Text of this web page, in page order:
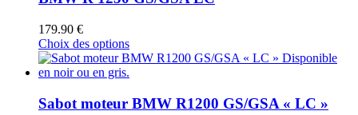
179.90 €
Choix des optionsCe
produit
variations.
Sabot moteur BMW R1200 GS/GSA « LC »